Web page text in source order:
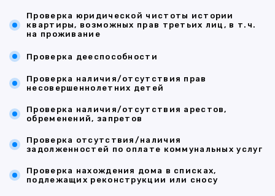
Проверка юридической чистоты истории
квартиры, возможных прав третьих лиц, в т.ч.
на проживание
Проверка дееспособности
Проверка наличия/отсутствия прав
несовершеннолетних детей
Проверка наличия/отсутствия арестов,
обременений, запретов
Проверка отсутствия/наличия
задолженностей по оплате коммунальных услуг
Проверка нахождения дома в списках,
подлежащих реконструкции или сносу